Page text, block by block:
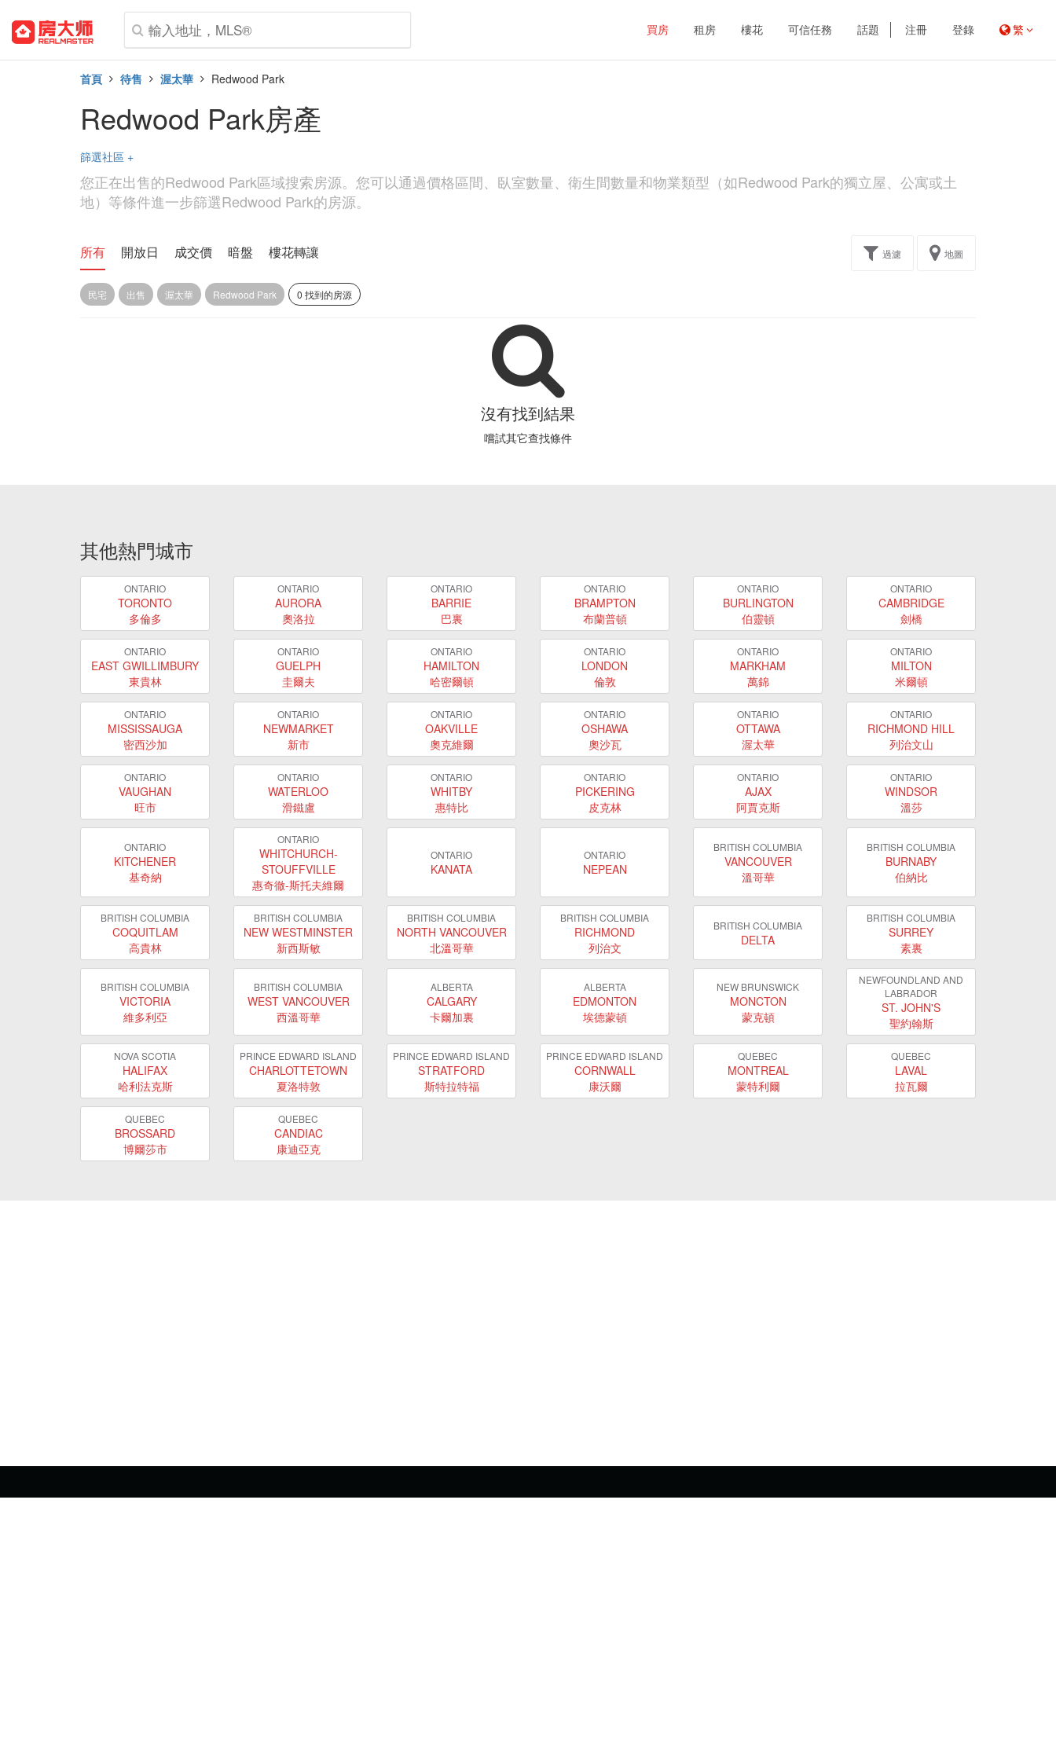
買房 租房 樓花 可信任務 話題 注冊 登錄 繁
首頁 待售 渥太華 Redwood Park
Redwood Park房產
篩選社區 +
您正在出售的Redwood Park區域搜索房源。您可以通過價格區間、臥室數量、衛生間數量和物業類型（如Redwood Park的獨立屋、公寓或土
地）等條件進一步篩選Redwood Park的房源。
所有 開放日 成交價 暗盤 樓花轉讓 過濾 地圖
民宅 出售 渥太華 Redwood Park 0 找到的房源
沒有找到結果
嚐試其它查找條件
其他熱門城市
ONTARIO
TORONTO
多倫多
ONTARIO
AURORA
奧洛拉
ONTARIO
BARRIE
巴裏
ONTARIO
BRAMPTON
布蘭普頓
ONTARIO
BURLINGTON
伯靈頓
ONTARIO
CAMBRIDGE
劍橋
ONTARIO
EAST GWILLIMBURY
東貴林
ONTARIO
GUELPH
圭爾夫
ONTARIO
HAMILTON
哈密爾頓
ONTARIO
LONDON
倫敦
ONTARIO
MARKHAM
萬錦
ONTARIO
MILTON
米爾頓
ONTARIO
MISSISSAUGA
密西沙加
ONTARIO
NEWMARKET
新市
ONTARIO
OAKVILLE
奧克維爾
ONTARIO
OSHAWA
奧沙瓦
ONTARIO
OTTAWA
渥太華
ONTARIO
RICHMOND HILL
列治文山
ONTARIO
VAUGHAN
旺市
ONTARIO
WATERLOO
滑鐵盧
ONTARIO
WHITBY
惠特比
ONTARIO
PICKERING
皮克林
ONTARIO
AJAX
阿賈克斯
ONTARIO
WINDSOR
溫莎
ONTARIO
KITCHENER
基奇納
ONTARIO
WHITCHURCH-
STOUFFVILLE
惠奇徹-斯托夫維爾
ONTARIO
KANATA
ONTARIO
NEPEAN
BRITISH COLUMBIA
VANCOUVER
溫哥華
BRITISH COLUMBIA
BURNABY
伯納比
BRITISH COLUMBIA
COQUITLAM
高貴林
BRITISH COLUMBIA
NEW WESTMINSTER
新西斯敏
BRITISH COLUMBIA
NORTH VANCOUVER
北溫哥華
BRITISH COLUMBIA
RICHMOND
列治文
BRITISH COLUMBIA
DELTA
BRITISH COLUMBIA
SURREY
素裏
BRITISH COLUMBIA
VICTORIA
維多利亞
BRITISH COLUMBIA
WEST VANCOUVER
西溫哥華
ALBERTA
CALGARY
卡爾加裏
ALBERTA
EDMONTON
埃德蒙頓
NEW BRUNSWICK
MONCTON
蒙克頓
NEWFOUNDLAND AND
LABRADOR
ST. JOHN'S
聖約翰斯
NOVA SCOTIA
HALIFAX
哈利法克斯
PRINCE EDWARD ISLAND
CHARLOTTETOWN
夏洛特敦
PRINCE EDWARD ISLAND
STRATFORD
斯特拉特福
PRINCE EDWARD ISLAND
CORNWALL
康沃爾
QUEBEC
MONTREAL
蒙特利爾
QUEBEC
LAVAL
拉瓦爾
QUEBEC
BROSSARD
博爾莎市
QUEBEC
CANDIAC
康迪亞克